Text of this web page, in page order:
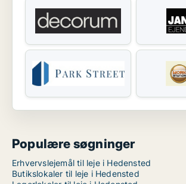
Populære søgninger
Erhvervslejemål til leje i Hedensted
Butikslokaler til leje i Hedensted